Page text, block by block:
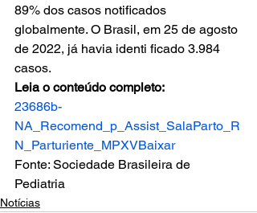
89% dos casos notificados
globalmente. O Brasil, em 25 de agosto
de 2022, já havia identi ficado 3.984
casos.
Leia o conteúdo completo:
23686b-
NA_Recomend_p_Assist_SalaParto_R
N_Parturiente_MPXVBaixar
Fonte: Sociedade Brasileira de
Pediatria
Notícias